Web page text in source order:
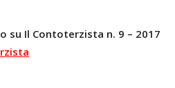
su Il Contoterzista n. 9 – 2017